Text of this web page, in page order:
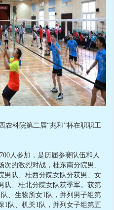
科院第二届“兆和”杯在职职工
人参加，是历届参赛队伍和人
的激烈对战，桂东南分院男、
男队、桂西分院女队分获男、女
队、桂北分院女队获季军。获第
、生物所女1队，并列男子组第
1队、机关1队，并列女子组第五